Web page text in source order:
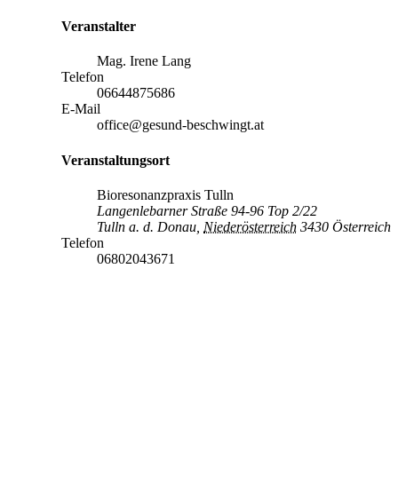
Veranstalter
Mag. Irene Lang
Telefon
06644875686
E-Mail
office@gesund-beschwingt.at
Veranstaltungsort
Bioresonanzpraxis Tulln
Langenlebarner Straße 94-96 Top 2/22
Tulln a. d. Donau Niederösterreich 3430 Österreich
Telefon
06802043671